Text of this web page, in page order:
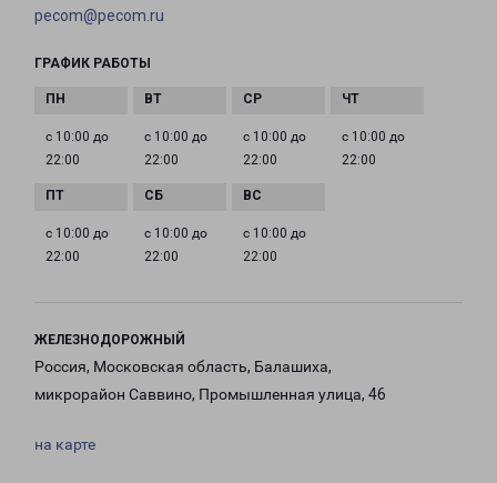
pecom@pecom.ru
ГРАФИК РАБОТЫ
с 10:00 до
22:00
с 10:00 до
22:00
с 10:00 до
22:00
с 10:00 до
22:00
с 10:00 до
22:00
с 10:00 до
22:00
с 10:00 до
22:00
ЖЕЛЕЗНОДОРОЖНЫЙ
Россия, Московская область, Балашиха,
микрорайон Саввино, Промышленная улица, 46
на карте